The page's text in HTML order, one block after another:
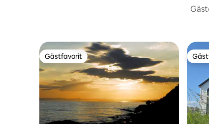
Gästfavorit
Gästfavorit